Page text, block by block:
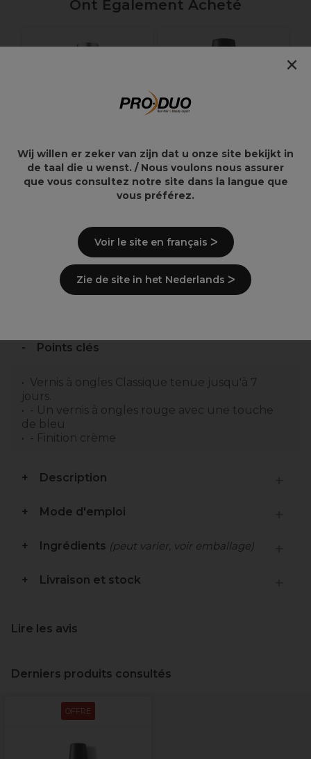
Ont Également Acheté
OPI Infinite Shine
19,95€
OPI Nail Lacquer
IndiGO off 15ml
11,48€ 19,14€
Points clés
Vernis à ongles Classique tenue jusqu'à 7
jours.
- Un vernis à ongles rouge avec une touche
de bleu
- Finition crème
Description
Mode d'emploi
Ingrédients (peut varier, voir emballage)
Livraison et stock
Lire les avis
Derniers produits consultés
OFFRE
Wij willen er zeker van zijn dat u onze site bekijkt in
de taal die u wenst. / Nous voulons nous assurer
que vous consultez notre site dans la langue que
vous préférez.
Voir le site en français ᐳ
Zie de site in het Nederlands ᐳ
×